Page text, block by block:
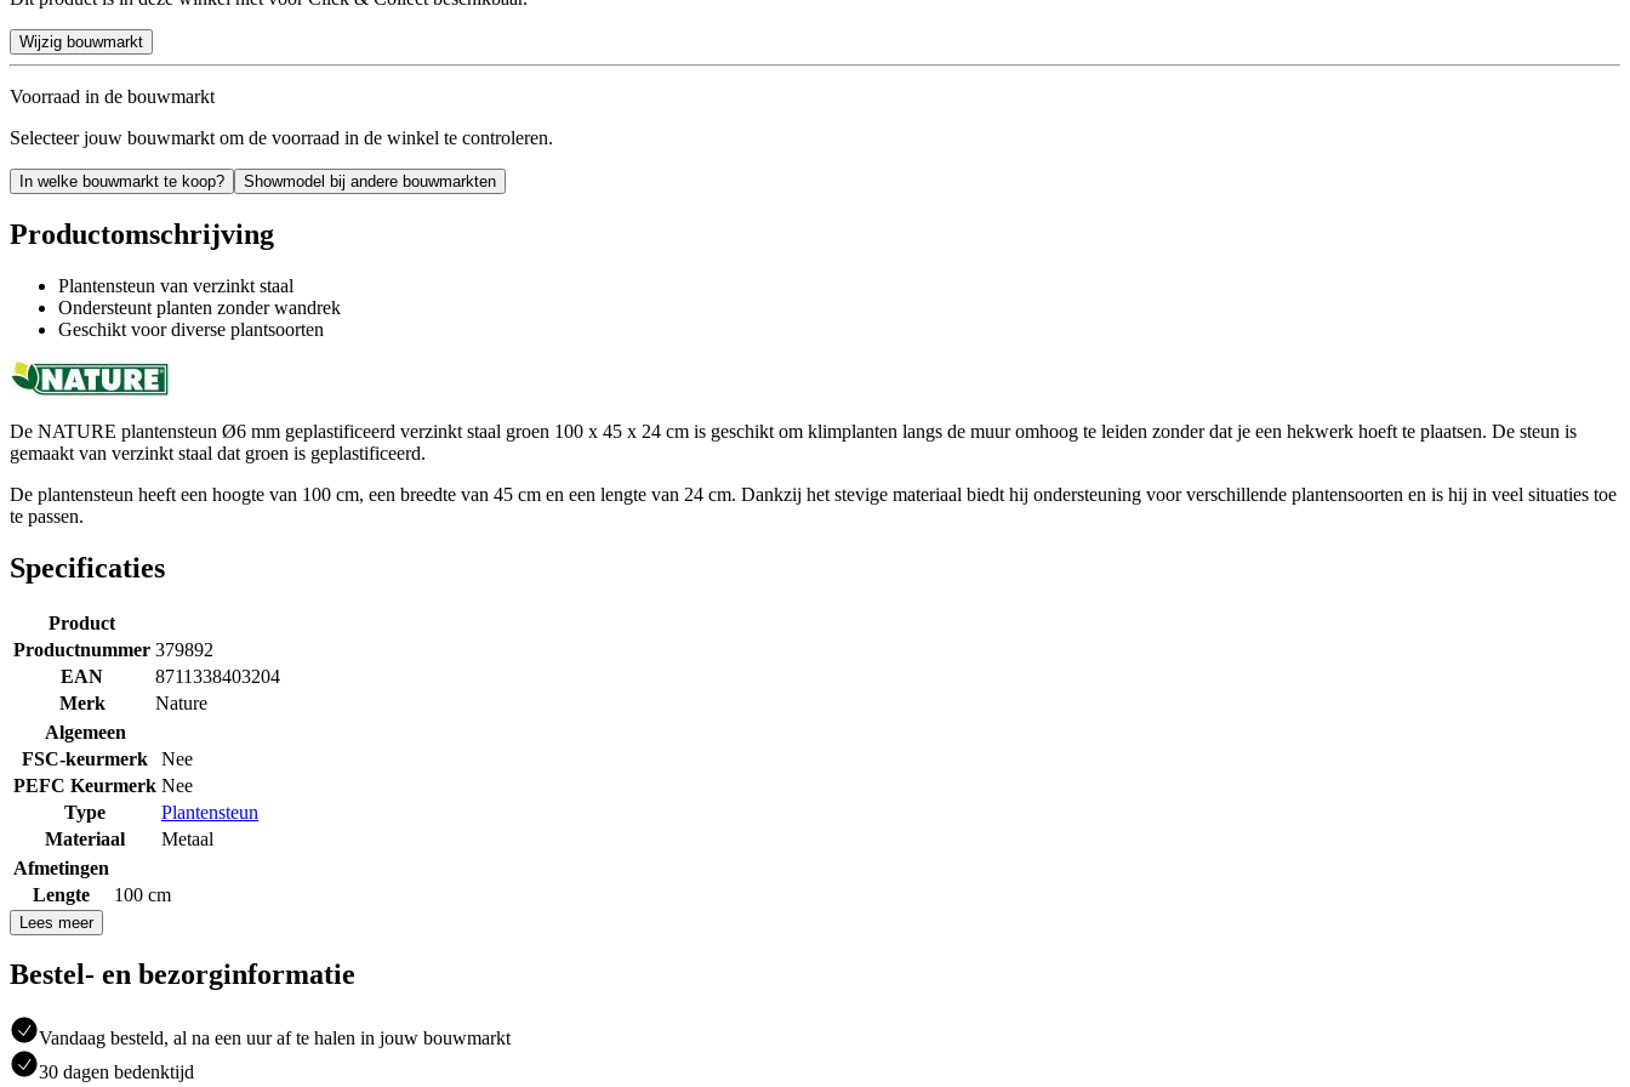
Wijzig bouwmarkt
Voorraad in de bouwmarkt
Selecteer jouw bouwmarkt om de voorraad in de winkel te controleren.
In welke bouwmarkt te koop? Showmodel bij andere bouwmarkten
Productomschrijving
Plantensteun van verzinkt staal
Ondersteunt planten zonder wandrek
Geschikt voor diverse plantsoorten
De NATURE plantensteun Ø6 mm geplastificeerd verzinkt staal groen 100 x 45 x 24 cm is geschikt om klimplanten langs de muur omhoog te leiden zonder dat je een hekwerk hoeft te plaatsen. De steun is
gemaakt van verzinkt staal dat groen is geplastificeerd.
De plantensteun heeft een hoogte van 100 cm, een breedte van 45 cm en een lengte van 24 cm. Dankzij het stevige materiaal biedt hij ondersteuning voor verschillende plantensoorten en is hij in veel situaties toe
te passen.
Specificaties
Product
Productnummer 379892
EAN
8711338403204
Merk
Nature
Algemeen
FSC-keurmerk
Nee
PEFC Keurmerk Nee
Type
Plantensteun
Materiaal
Metaal
Afmetingen
Lengte
100 cm
Lees meer
Bestel- en bezorginformatie
Vandaag besteld, al na een uur af te halen in jouw bouwmarkt
30 dagen bedenktijd